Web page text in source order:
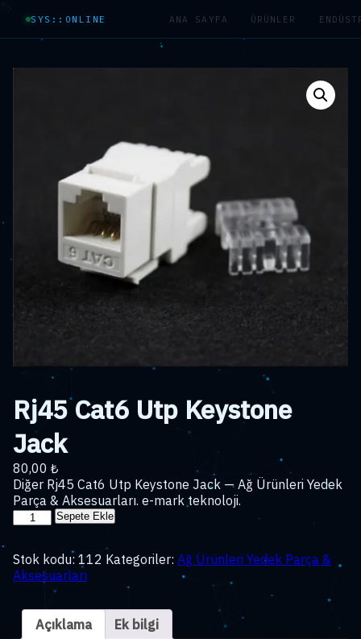
SYS::ONLINE ANA SAYFA ÜRÜNLER
Rj45 Cat6 Utp Keystone
Jack
80,00 ₺
Diğer Rj45 Cat6 Utp Keystone Jack — Ağ Ürünleri Yedek
Parça & Aksesuarları. e-mark teknoloji.
Rj45
Keystone
Jack
Sepete Ekle
Stok kodu: 112 Kategoriler: Ağ Ürünleri Yedek Parça &
Aksesuarları
Açıklama Ek bilgi